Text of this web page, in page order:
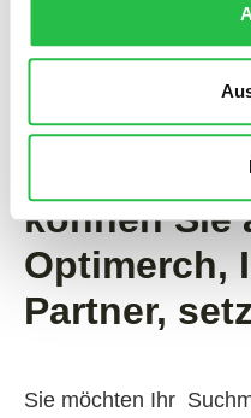
Bremen
Für SEO in
können Sie
Optimerch,
Partner,
Sie möchten Ihr